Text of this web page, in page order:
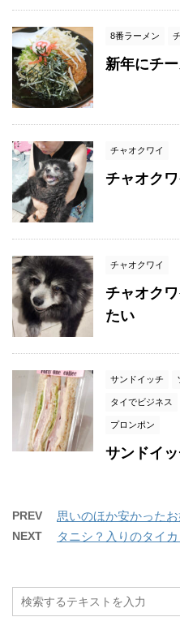
8番ラーメン
新年にチ
チャオクワイ
チャオク
チャオクワイ
チャオク
たい
サンドイッチ
タイでビジネス
プロンポン
サンドイ
PREV 思いのほか安かったお
NEXT タニシ？入りのタイ